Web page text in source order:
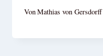
VonMathias von Gersdorff